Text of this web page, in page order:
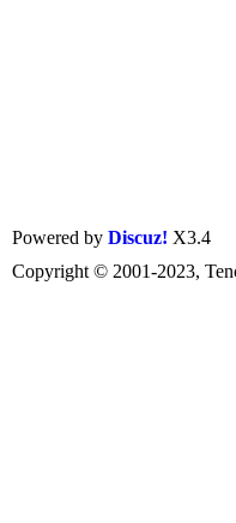
Powered by Discuz! X3.4
Copyright © 2001-2023,